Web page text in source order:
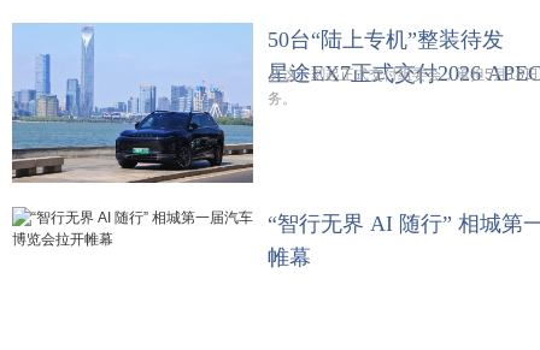
50台“陆上专机”整装待发
星途EX7正式交付2026
从这一刻起正式交付组委会，承担5月18
务。
“智行无界 AI 随行” 相城第
帷幕